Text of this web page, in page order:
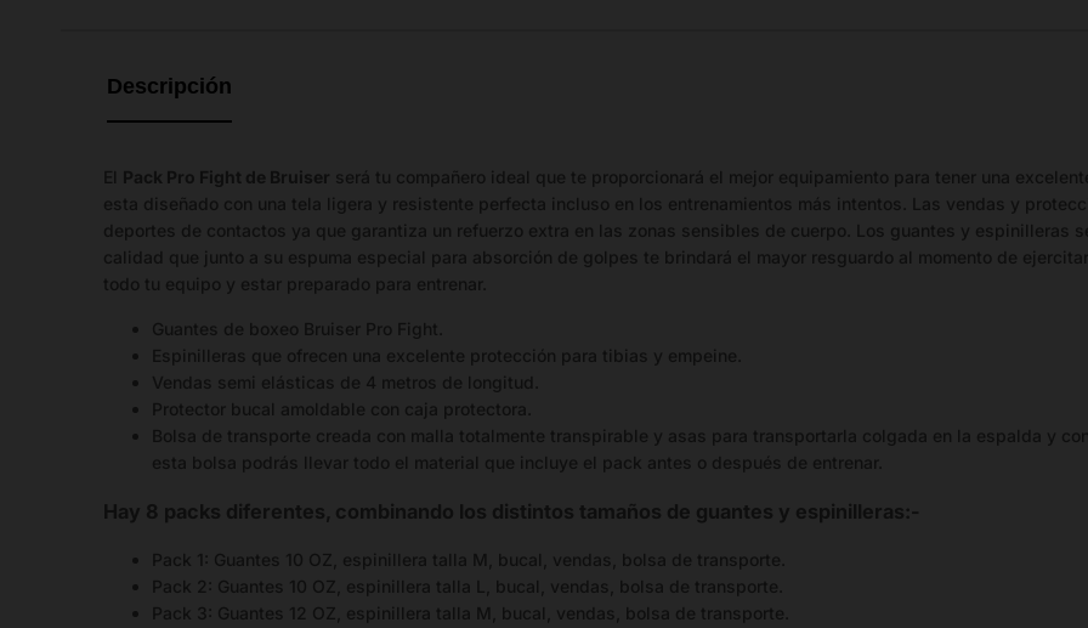
disponible.
Descripción
El Pack Pro Fight de Bruiser será tu compañero ideal que te proporcionará el mejor equipamiento para tener una
esta diseñado con una tela ligera y resistente perfecta incluso en los entrenamientos más intentos. Las vendas y
deportes de contactos ya que garantiza un refuerzo extra en las zonas sensibles de cuerpo. Los guantes y espinilleras
calidad que junto a su espuma especial para absorción de golpes te brindará el mayor resguardo al momento de
todo tu equipo y estar preparado para entrenar.
Guantes de boxeo Bruiser Pro Fight.
Espinilleras que ofrecen una excelente protección para tibias y empeine.
Vendas semi elásticas de 4 metros de longitud.
Protector bucal amoldable con caja protectora.
Bolsa de transporte creada con malla totalmente transpirable y asas para transportarla colgada en la espalda y
esta bolsa podrás llevar todo el material que incluye el pack antes o después de entrenar.
Hay 8 packs diferentes, combinando los distintos tamaños de guantes y espinilleras:-
Pack 1: Guantes 10 OZ, espinillera talla M, bucal, vendas, bolsa de transporte.
Pack 2: Guantes 10 OZ, espinillera talla L, bucal, vendas, bolsa de transporte.
Pack 3: Guantes 12 OZ, espinillera talla M, bucal, vendas, bolsa de transporte.